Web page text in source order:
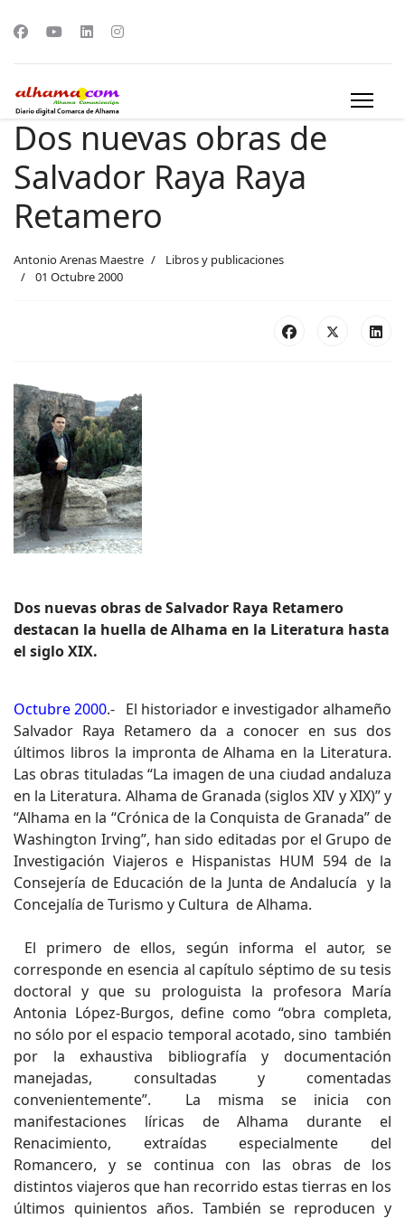
Dos nuevas obras de
Salvador Raya Raya
Retamero
Antonio Arenas Maestre
Libros y publicaciones
01 Octubre 2000
Dos nuevas obras de Salvador Raya Retamero
destacan la huella de Alhama en la Literatura hasta
el siglo XIX.
Octubre 2000.- El historiador e investigador alhameño
Salvador Raya Retamero da a conocer en sus dos
últimos libros la impronta de Alhama en la Literatura.
Las obras tituladas “La imagen de una ciudad andaluza
en la Literatura. Alhama de Granada (siglos XIV y XIX)” y
“Alhama en la “Crónica de la Conquista de Granada” de
Washington Irving”, han sido editadas por el Grupo de
Investigación Viajeros e Hispanistas HUM 594 de la
Consejería de Educación de la Junta de Andalucía y la
Concejalía de Turismo y Cultura de Alhama.
El primero de ellos, según informa el autor, se
corresponde en esencia al capítulo séptimo de su tesis
doctoral y que su prologuista la profesora María
Antonia López-Burgos, define como “obra completa,
no sólo por el espacio temporal acotado, sino también
por la exhaustiva bibliografía y documentación
manejadas, consultadas y comentadas
convenientemente”. La misma se inicia con
manifestaciones líricas de Alhama durante el
Renacimiento, extraídas especialmente del
Romancero, y se continua con las obras de los
distintos viajeros que han recorrido estas tierras en los
últimos quinientos años. También se reproducen y